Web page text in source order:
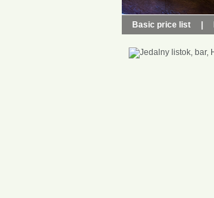
Basic price list